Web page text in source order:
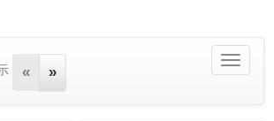
Toggle
« »